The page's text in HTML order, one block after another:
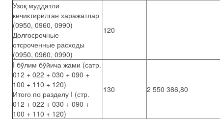
Узоқ муддатли
кечиктирилган харажатлар
(0950, 0960, 0990)
Долгосрочные
отсроченные расходы
(0950, 0960, 0990)
120
I бўлим бўйича жами (сатр.
012 + 022 + 030 + 090 +
100 + 110 + 120)
Итого по разделу I (стр.
012 + 022 + 030 + 090 +
100 + 110 + 120)
130 2 550 386,80